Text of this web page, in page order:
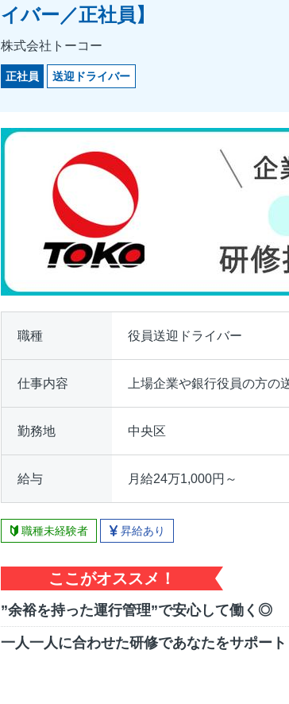
イバー／正社員】
株式会社トーコー
正社員 送迎ドライバー
職種 役員送迎ドライバー
仕事内容 上場企業や銀行役員の方の
勤務地 中央区
給与 月給24万1,000円～
職種未経験者 昇給あり
ここがオススメ！
”余裕を持った運行管理”で安心して働く◎
一人一人に合わせた研修であなたをサポート